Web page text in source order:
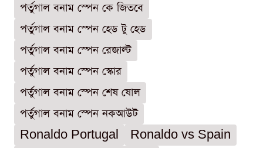
পর্তুগাল বনাম স্পেন কে জিতবে
পর্তুগাল বনাম স্পেন হেড টু হেড
পর্তুগাল বনাম স্পেন রেজাল্ট
পর্তুগাল বনাম স্পেন স্কোর
পর্তুগাল বনাম স্পেন শেষ ষোল
পর্তুগাল বনাম স্পেন নকআউট
Ronaldo Portugal
Ronaldo vs Spain